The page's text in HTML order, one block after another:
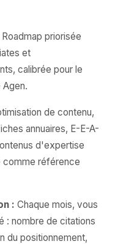
Roadmap priorisée
et
calibrée pour le
de contenu,
annuaires, E-E-A-
d'expertise
comme référence
: Chaque mois, vous
: nombre de citations
du positionnement,